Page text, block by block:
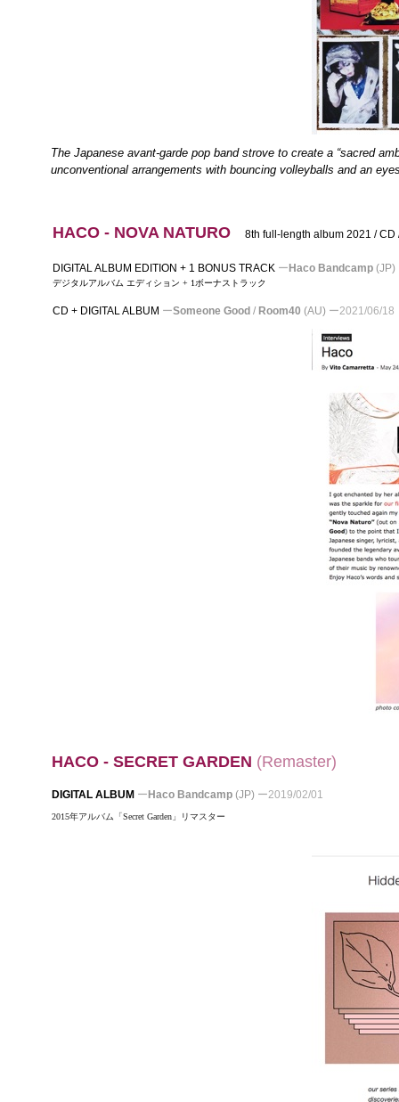
2015年アルバム「Secret Garden」リマスター
HACO - SECRET GARDEN (Remaster)
DIGITAL ALBUM ー Haco Bandcamp (JP) ー2019/02/01
HACO - NOVA NATURO 8th full-length album 2021 / CD
CD + DIGITAL ALBUM ーSomeone Good / Room40 (AU) ー2021/06/18
DIGITAL ALBUM EDITION + 1 BONUS TRACK ー Haco Bandcamp (JP)
デジタルアルバム エディション + 1ボーナストラック
The Japanese avant-garde pop band strove to create a “sacred
unconventional arrangements with bouncing volleyballs and an